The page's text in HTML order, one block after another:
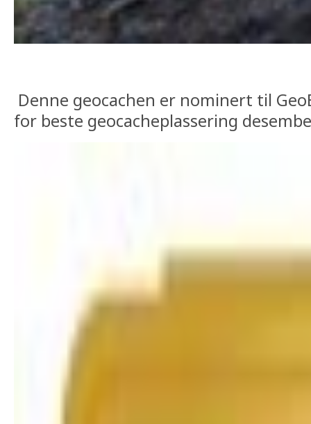
Denne geocachen er nominert til
for beste geocacheplassering